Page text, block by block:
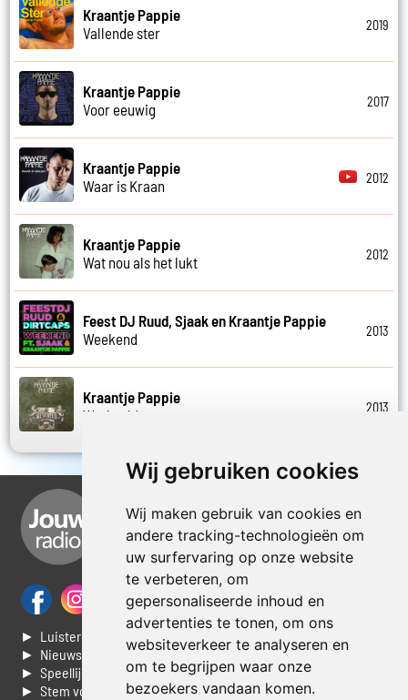
Wij gebruiken cookies
Wij maken gebruik van cookies en
andere tracking-technologieën om
uw surfervaring op onze website
te verbeteren, om
gepersonaliseerde inhoud en
advertenties te tonen, om ons
websiteverkeer te analyseren en
om te begrijpen waar onze
bezoekers vandaan komen.
Kraantje Pappie
Vallende ster
2019
Kraantje Pappie
Voor eeuwig
2017
Kraantje Pappie
Waar is Kraan
2012
Kraantje Pappie
Wat nou als het lukt
2012
Feest DJ Ruud, Sjaak en Kraantje Pappie
Weekend
2013
Kraantje Pappie
Werkveld
2013
► Luisteren naar Jouwradio
► Nieuws
► Speellijst
► Stem voor de Dag top 3